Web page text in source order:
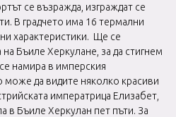
се възражда, изграждат се
В градчето има 16 термални
характеристики. Ще се
Бъиле Херкулане, за да стигнем
намира в имперския
може да видите няколко красиви
императрица Елизабет,
в Бъиле Херкулан пет пъти. За